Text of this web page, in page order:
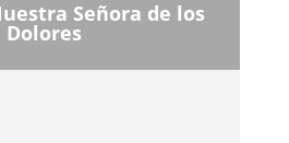
Señora de los
Dolores